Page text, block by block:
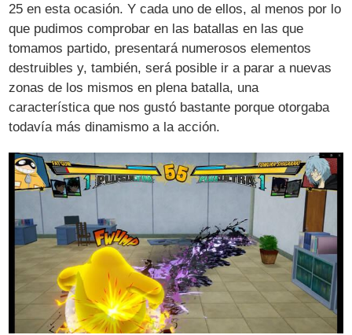
25 en esta ocasión. Y cada uno de ellos, al menos por lo
que pudimos comprobar en las batallas en las que
tomamos partido, presentará numerosos elementos
destruibles y, también, será posible ir a parar a nuevas
zonas de los mismos en plena batalla, una
característica que nos gustó bastante porque otorgaba
todavía más dinamismo a la acción.